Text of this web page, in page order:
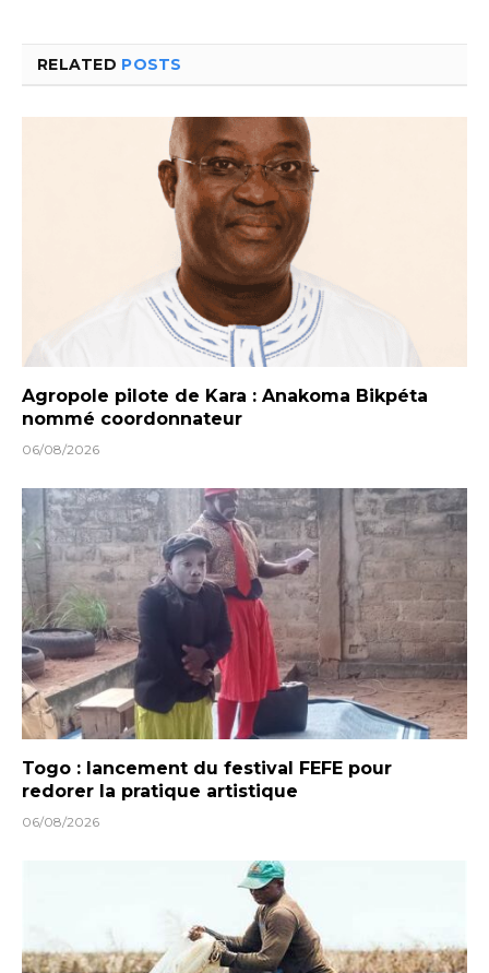
RELATED POSTS
Agropole pilote de Kara : Anakoma Bikpéta
nommé coordonnateur
06/08/2026
Togo : lancement du festival FEFE pour
redorer la pratique artistique
06/08/2026